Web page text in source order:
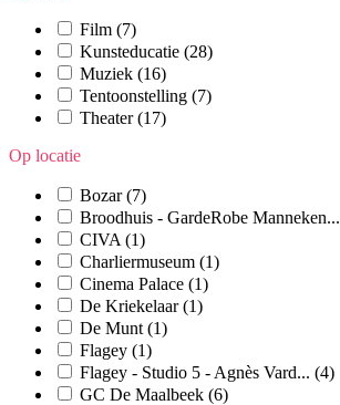
Film (7)
Kunsteducatie (28)
Muziek (16)
Tentoonstelling (7)
Theater(17)
Op locatie
Bozar(7)
Broodhuis - GardeRobe Manneken...
CIVA (1)
Charliermuseum (1)
Cinema Palace (1)
De Kriekelaar(1)
De Munt (1)
Flagey (1)
Flagey - Studio 5 - Agnès Vard... (4)
GC De Maalbeek (6)